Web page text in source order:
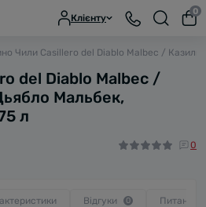
Клієнту
0
Чили Casillero del Diablo Malbec /
del Diablo Malbec /
Мальбек,
л
0
Відгуки 0 Питання